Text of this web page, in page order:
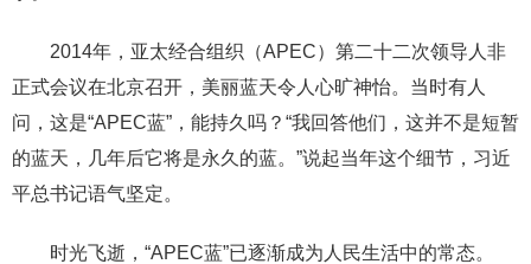
2014年，亚太经合组织（APEC）第二十二次领导人非
正式会议在北京召开，美丽蓝天令人心旷神怡。当时有人
问，这是“APEC蓝”，能持久吗？“我回答他们，这并不是短暂
的蓝天，几年后它将是永久的蓝。”说起当年这个细节，习近
平总书记语气坚定。
时光飞逝，“APEC蓝”已逐渐成为人民生活中的常态。